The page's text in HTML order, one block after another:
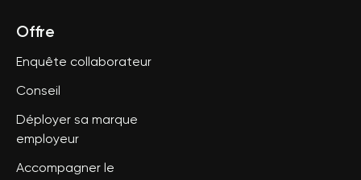
Offre
Enquête collaborateur
Conseil
Déployer sa marque
employeur
Accompagner le